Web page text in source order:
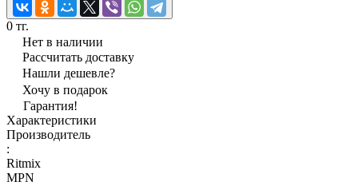
0 тг.
Нет в наличии
Рассчитать доставку
Нашли дешевле?
Хочу в подарок
Гарантия!
Характеристики
Производитель
:
Ritmix
MPN